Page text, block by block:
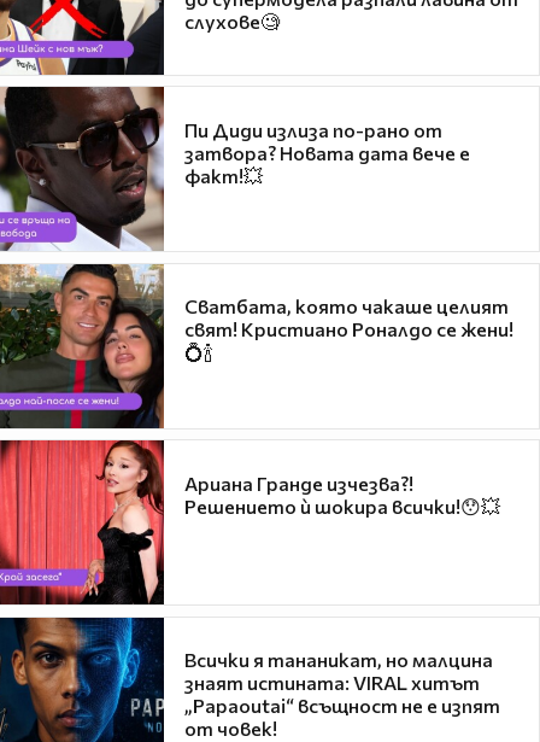
слухове🧐
Пи Диди излиза по-рано от
затвора? Новата дата вече е
факт!💥
Сватбата, която чакаше целият
свят! Кристиано Роналдо се жени!
💍🍾
Ариана Гранде изчезва?!
Решението ѝ шокира всички!😯💥
Всички я тананикат, но малцина
знаят истината: VIRAL хитът
„Papaoutai“ всъщност не е изпят
от човек!